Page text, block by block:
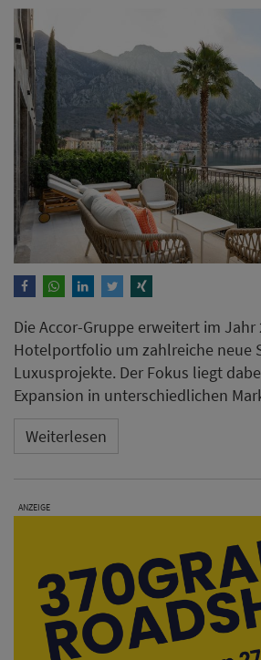
Die Accor-Gruppe erweitert im
Hotelportfolio um zahlreiche neue
Luxusprojekte. Der Fokus liegt
Expansion in unterschiedlichen
Weiterlesen
ANZEIGE